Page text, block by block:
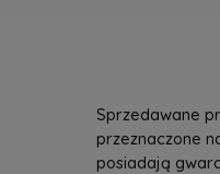
Sprzedawane
przeznaczone
posiadają